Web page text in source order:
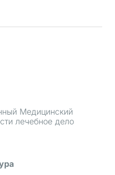
Медицинский
лечебное дело